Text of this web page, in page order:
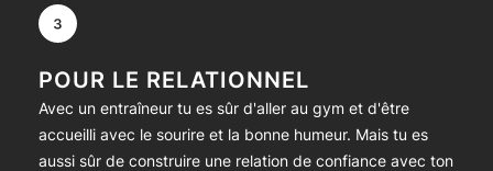
POUR LE RELATIONNEL
Avec un entraîneur tu es sûr d'aller au gym et d'être
accueilli avec le sourire et la bonne humeur. Mais tu es
aussi sûr de construire une relation de confiance avec ton